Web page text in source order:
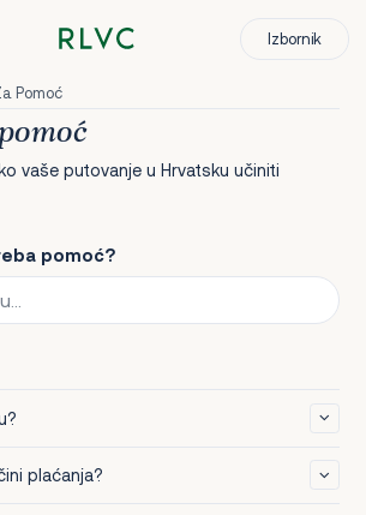
Izbornik
Pomoć
vaše putovanje u Hrvatsku učiniti
pomoć?
plaćanja?